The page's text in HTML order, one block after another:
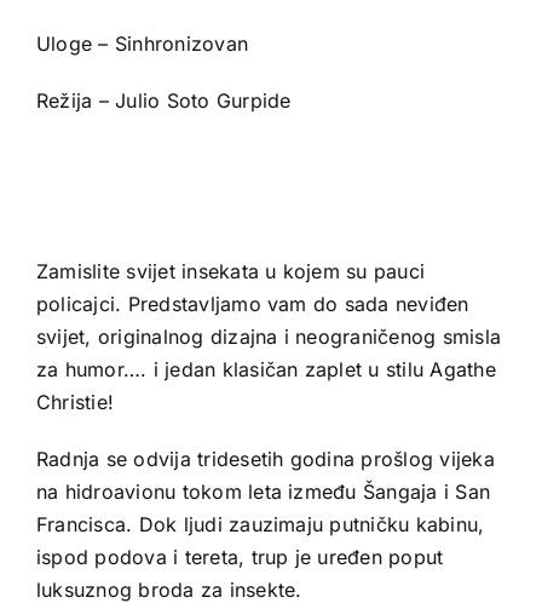
Uloge – Sinhronizovan
Režija – Julio Soto Gurpide
Zamislite svijet insekata u kojem su pauci
policajci. Predstavljamo vam do sada neviđen
svijet, originalnog dizajna i neograničenog smisla
za humor…. i jedan klasičan zaplet u stilu Agathe
Christie!
Radnja se odvija tridesetih godina prošlog vijeka
na hidroavionu tokom leta između Šangaja i San
Francisca. Dok ljudi zauzimaju putničku kabinu,
ispod podova i tereta, trup je uređen poput
luksuznog broda za insekte.